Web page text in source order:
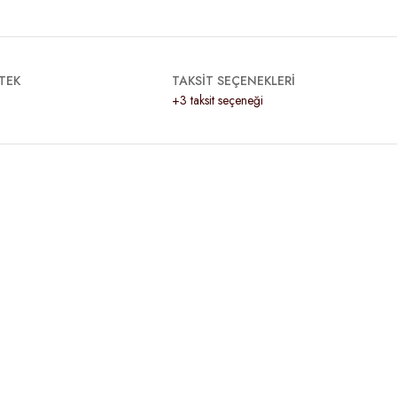
TAKSİT SEÇENEKLERİ
+3 taksit seçeneği